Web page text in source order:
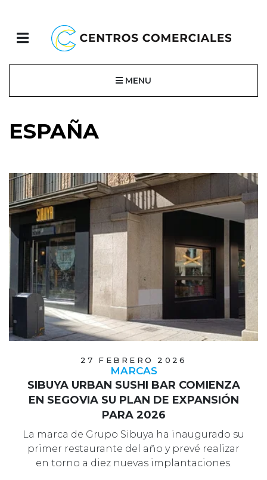
MENU
ESPAÑA
27 FEBRERO 2026
MARCAS
SIBUYA URBAN SUSHI BAR COMIENZA
EN SEGOVIA SU PLAN DE EXPANSIÓN
PARA 2026
La marca de Grupo Sibuya ha inaugurado su
primer restaurante del año y prevé realizar
en torno a diez nuevas implantaciones.